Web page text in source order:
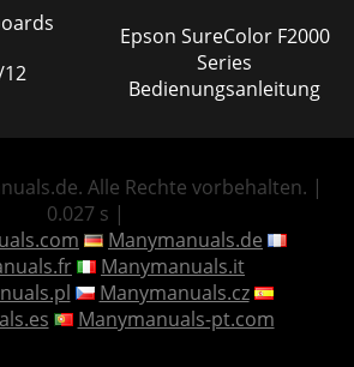
Epson SureColor F2000
Series
Bedienungsanleitung
Alle Rechte vorbehalten. |
0.027 s |
Manymanuals.de
Manymanuals.it
Manymanuals.cz
Manymanuals-pt.com